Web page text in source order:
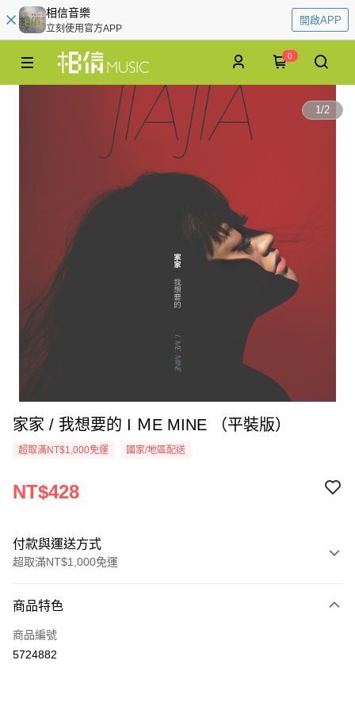
相信音樂
立刻使用官方APP
開啟APP
0
1/2
家家 / 我想要的 I ＭE MINE （平裝版）
超取滿NT$1,000免運 國家/地區配送
NT$428
付款與運送方式
超取滿NT$1,000免運
信用卡一次付款
超商取貨付款
商品特色
商品編號
5724882